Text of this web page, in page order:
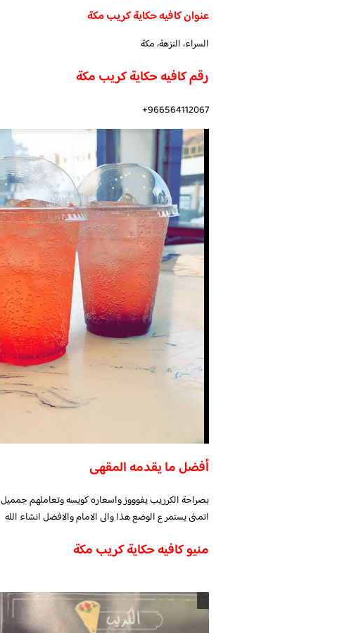
عنوان كافيه حكاية كريب مكة
السراء، النزهة، مكة
رقم كافيه حكاية كريب مكة
966564112067+
أفضل ما يقدمه المقهى
بصراحة الكرريب يفوووز واسعاره كويسه وتعاملهم جمميل
اتمنى يستمر ع الوضع هذا والى الامام والافضل انشاء الله
منيو كافيه حكاية كريب مكة